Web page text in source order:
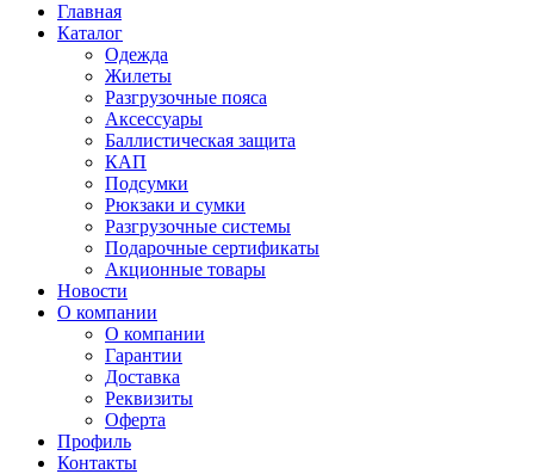
Главная
Каталог
Одежда
Жилеты
Разгрузочные пояса
Аксессуары
Баллистическая защита
КАП
Подсумки
Рюкзаки и сумки
Разгрузочные системы
Подарочные сертификаты
Акционные товары
Новости
О компании
О компании
Гарантии
Доставка
Реквизиты
Оферта
Профиль
Контакты